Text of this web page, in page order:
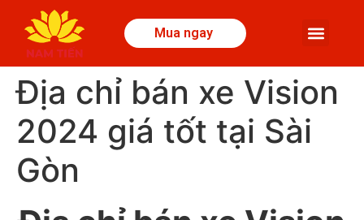
Mua ngay
Địa chỉ bán xe Vision
2024 giá tốt tại Sài
Gòn